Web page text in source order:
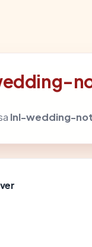
lnl-wedding-